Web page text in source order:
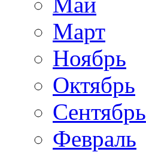
Март
Ноябрь
Октябрь
Сентябрь
Февраль